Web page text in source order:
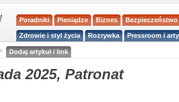
Poradniki Pieniądze Biznes Bezpieczeństwo
Zdrowie i styl życia Rozrywka Pressroom i
Dodaj artykuł / link
2025, Patronat